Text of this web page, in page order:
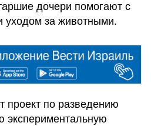
дочери помогают с
уходом за животными.
проект по разведению
экспериментальную